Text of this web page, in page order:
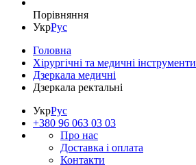
Порівняння
УкрРус
Головна
Хірургічні та медичні інструменти
Дзеркала медичні
Дзеркала ректальні
УкрРус
+380 96 063 03 03
Про нас
Доставка і оплата
Контакти